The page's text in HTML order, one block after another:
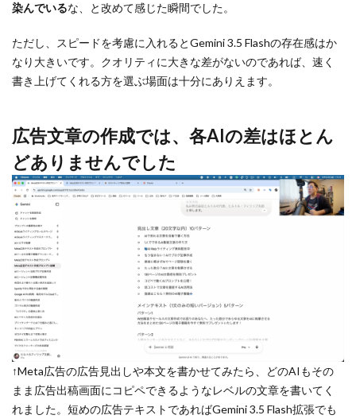
染んでいるな、と改めて感じた瞬間でした。
ただし、スピードを考慮に入れるとGemini 3.5 Flashの存在感はか
なり大きいです。クオリティに大きな差がないのであれば、速く
書き上げてくれる方を選ぶ場面は十分にありえます。
広告文章の作成では、各AIの差はほとん
どありませんでした
↑Meta広告の広告見出しや本文を書かせてみたら、どのAIもその
まま広告出稿画面にコピペできるようなレベルの文章を書いてく
れました。短めの広告テキストであればGemini 3.5 Flash拡張でも